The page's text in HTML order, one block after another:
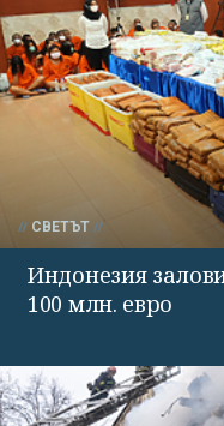
СВЕТЪТ
Индонезия
100 млн. евро